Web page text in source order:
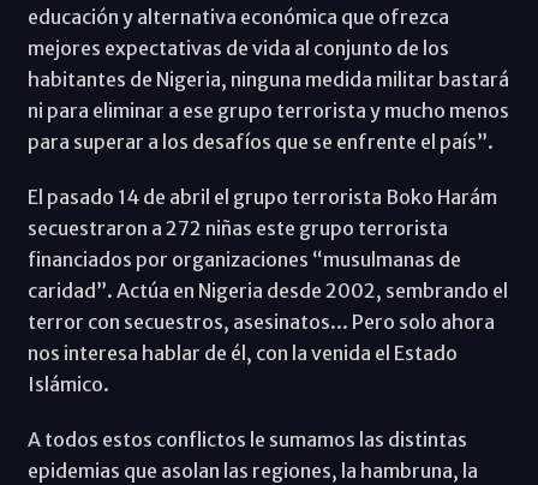
educación y alternativa económica que ofrezca
mejores expectativas de vida al conjunto de los
habitantes de Nigeria, ninguna medida militar bastará
ni para eliminar a ese grupo terrorista y mucho menos
para superar a los desafíos que se enfrente el país”.
El pasado 14 de abril el grupo terrorista Boko Harám
secuestraron a 272 niñas este grupo terrorista
financiados por organizaciones “musulmanas de
caridad”. Actúa en Nigeria desde 2002, sembrando el
terror con secuestros, asesinatos... Pero solo ahora
nos interesa hablar de él, con la venida el Estado
Islámico.
A todos estos conflictos le sumamos las distintas
epidemias que asolan las regiones, la hambruna, la